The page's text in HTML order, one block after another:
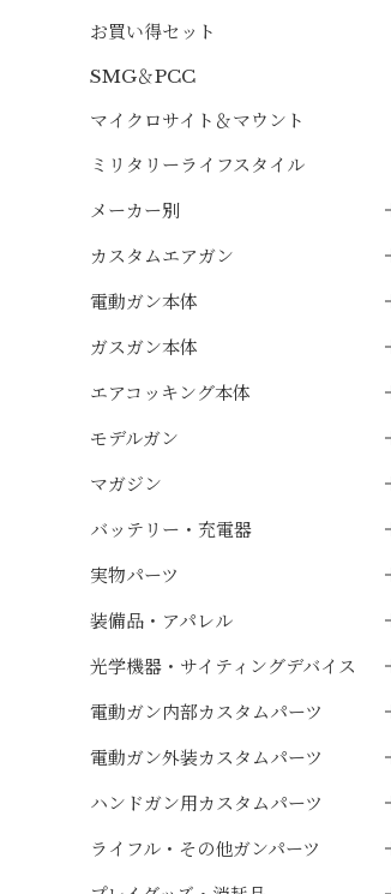
お買い得セット
SMG＆PCC
マイクロサイト＆マウント
ミリタリーライフスタイル
メーカー別
カスタムエアガン
電動ガン本体
ガスガン本体
エアコッキング本体
モデルガン
マガジン
バッテリー・充電器
実物パーツ
装備品・アパレル
光学機器・サイティングデバイス
電動ガン内部カスタムパーツ
電動ガン外装カスタムパーツ
ハンドガン用カスタムパーツ
ライフル・その他ガンパーツ